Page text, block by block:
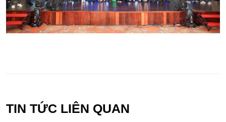
TIN TỨC LIÊN QUAN